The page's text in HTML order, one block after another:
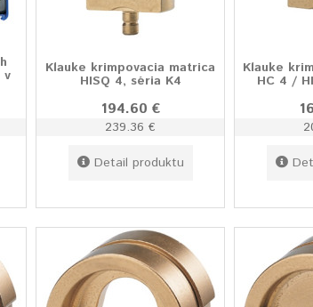
v Klauke krimpovacia matrica
HISQ 4, séria K4
194.60 €
239.36 €
Detail produktu
Klauke
HC 4 /